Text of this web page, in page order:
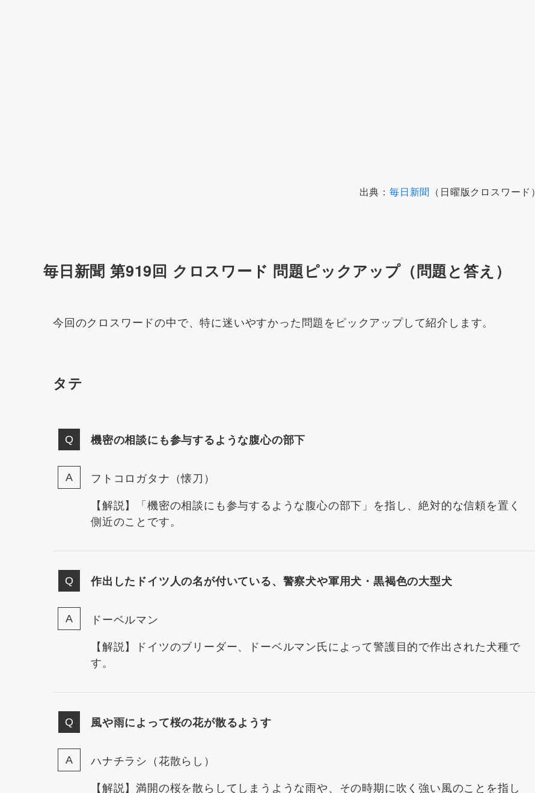
出典： 毎日新聞 （日曜版クロスワード）
毎日新聞 第919回 クロスワード 問題ピックアップ（問題と答え）
今回のクロスワードの中で、特に迷いやすかった問題をピックアップして紹介します。
タテ
機密の相談にも参与するような腹心の部下
フトコロガタナ（懐刀）
【解説】「機密の相談にも参与するような腹心の部下」を指し、絶対的な信頼を置く
側近のことです。
作出したドイツ人の名が付いている、警察犬や軍用犬・黒褐色の大型犬
ドーベルマン
【解説】ドイツのブリーダー、ドーベルマン氏によって警護目的で作出された犬種で
す。
風や雨によって桜の花が散るようす
ハナチラシ（花散らし）
【解説】満開の桜を散らしてしまうような雨や、その時期に吹く強い風のことを指し